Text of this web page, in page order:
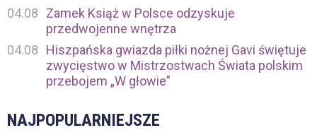
04.08
Zamek Książ w Polsce odzyskuje
przedwojenne wnętrza
04.08
Hiszpańska gwiazda piłki nożnej Gavi świętuje
zwycięstwo w Mistrzostwach Świata polskim
przebojem „W głowie”
NAJPOPULARNIEJSZE